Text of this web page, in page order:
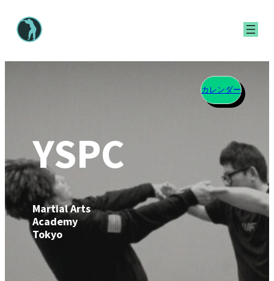
カレンダー
YSPC
Martial Arts
Academy
Tokyo